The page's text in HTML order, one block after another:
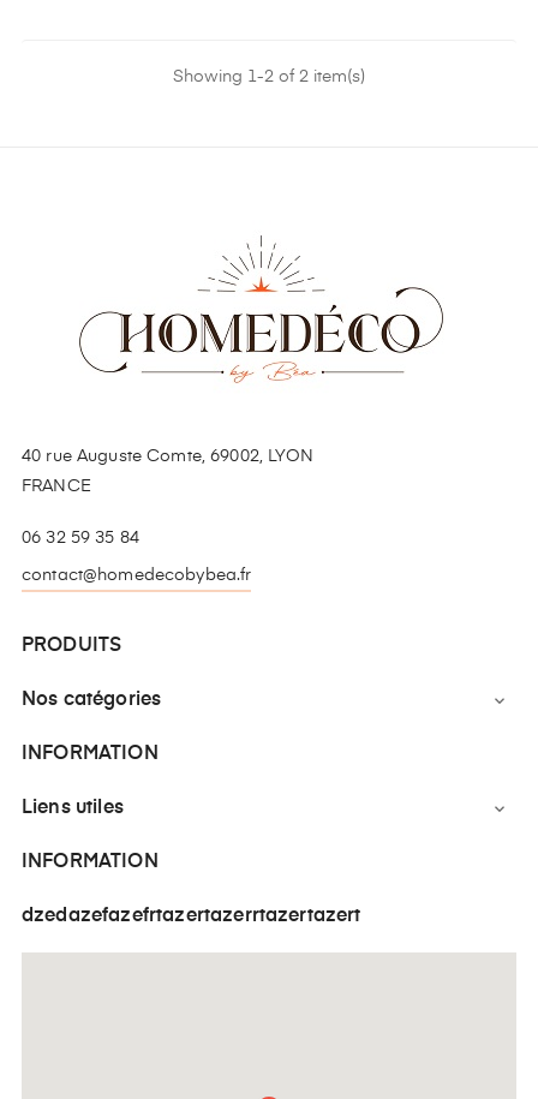
Showing 1-2 of 2 item(s)
40 rue Auguste Comte, 69002, LYON
FRANCE
06 32 59 35 84
contact@homedecobybea.fr
PRODUITS
Nos catégories 
INFORMATION
Liens utiles 
INFORMATION
dzedazefazefrtazertazerrtazertazert